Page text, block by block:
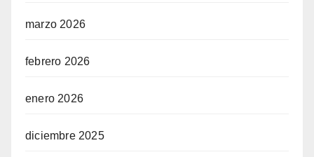
marzo 2026
febrero 2026
enero 2026
diciembre 2025